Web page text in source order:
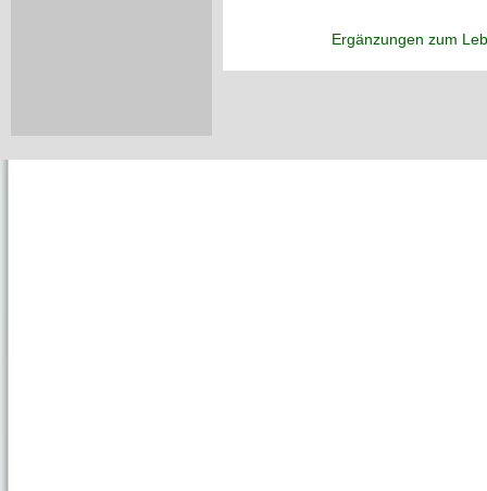
Ergänzungen zum